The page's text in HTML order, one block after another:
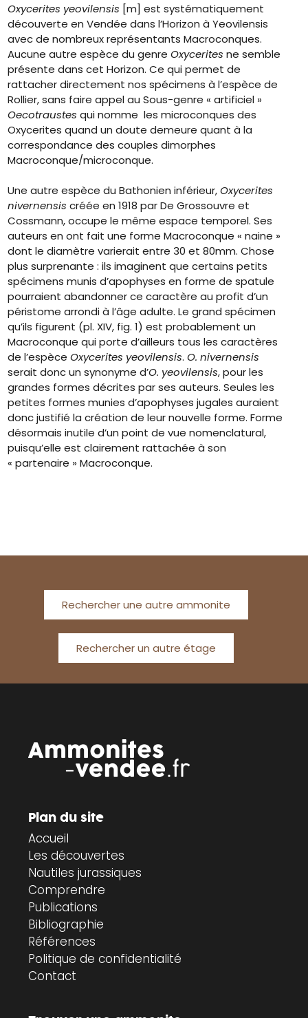
Oxycerites yeovilensis [m] est systématiquement
découverte en Vendée dans l’Horizon à Yeovilensis
avec de nombreux représentants Macroconques.
Aucune autre espèce du genreOxycerites ne semble
présente dans cet Horizon. Ce qui permet de
rattacher directement nos spécimens à l’espèce de
Rollier, sans faire appel au Sous-genre « artificiel »
Oecotraustes qui nomme les microconques des
Oxycerites quand un doute demeure quant à la
correspondance des couples dimorphes
Macroconque/microconque.
Une autre espèce du Bathonien inférieur,Oxycerites
nivernensis créée en 1918 par De Grossouvre et
Cossmann, occupe le même espace temporel. Ses
auteurs en ont fait une forme Macroconque « naine »
dont le diamètre varierait entre 30 et 80mm. Chose
plus surprenante : ils imaginent que certains petits
spécimens munis d’apophyses en forme de spatule
pourraient abandonner ce caractère au profit d’un
péristome arrondi à l’âge adulte. Le grand spécimen
qu’ils figurent (pl. XIV, fig. 1) est probablement un
Macroconque qui porte d’ailleurs tous les caractères
de l’espèceOxycerites yeovilensis.O. nivernensis
serait donc un synonyme d’O. yeovilensis, pour les
grandes formes décrites par ses auteurs. Seules les
petites formes munies d’apophyses jugales auraient
donc justifié la création de leur nouvelle forme. Forme
désormais inutile d’un point de vue nomenclatural,
puisqu’elle est clairement rattachée à son
« partenaire » Macroconque.
Rechercher une autre ammonite
Rechercher un autre étage
Plan du site
Accueil
Les découvertes
Nautiles jurassiques
Comprendre
Publications
Bibliographie
Références
Politique de confidentialité
Contact